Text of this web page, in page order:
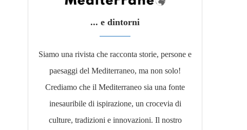
... e dintorni
Siamo una rivista che racconta storie, persone e
paesaggi del Mediterraneo, ma non solo!
Crediamo che il Mediterraneo sia una fonte
inesauribile di ispirazione, un crocevia di
culture, tradizioni e innovazioni. Il nostro